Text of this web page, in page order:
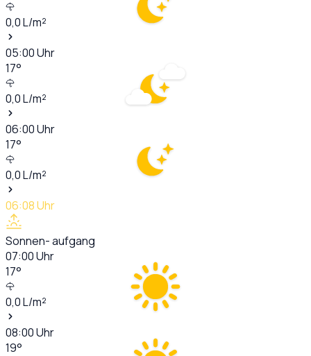
0,0L/m²
05:00Uhr
17°
0,0L/m²
06:00Uhr
17°
0,0L/m²
06:08Uhr
Sonnen- aufgang
07:00Uhr
17°
0,0L/m²
08:00Uhr
19°